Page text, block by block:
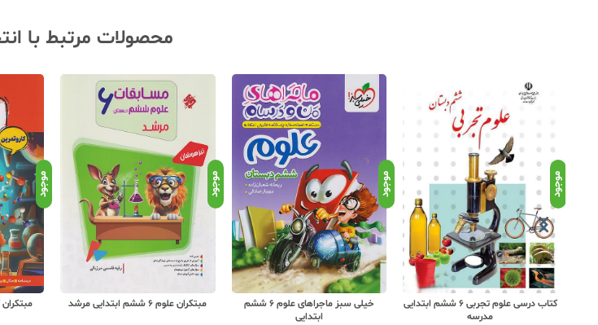
محصولات مرتبط با
موجود
کتاب درسی علوم تجربی 6 ششم ابتدایی
مدرسه
موجود
خیلی سبز ماجراهای علوم 6 ششم
ابتدایی
موجود
مبتکران علوم 6 ششم ابتدایی مرشد
موجود
مبتکران کارما